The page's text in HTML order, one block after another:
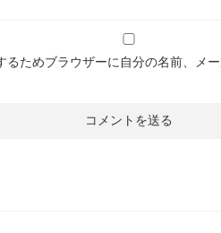
るためブラウザーに自分の名前、メ